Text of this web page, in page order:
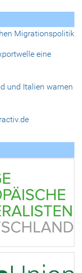
Migrationspolitik
eine
und Italien warnen